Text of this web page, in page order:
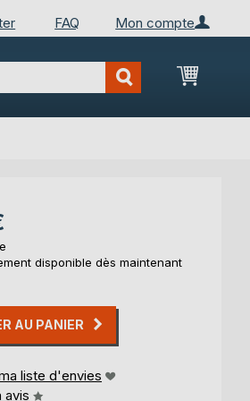
Mon compte
FAQ
Mon
disponible dès maintenant
AU PANIER
liste d'envies
avis